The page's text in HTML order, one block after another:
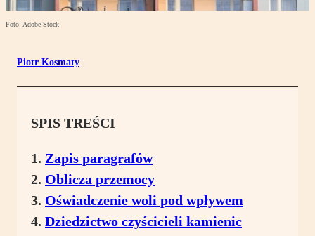
Foto: Adobe Stock
Piotr Kosmaty
SPIS TREŚCI
Zapis paragrafów
Oblicza przemocy
Oświadczenie woli pod wpływem
Dziedzictwo czyścicieli kamienic